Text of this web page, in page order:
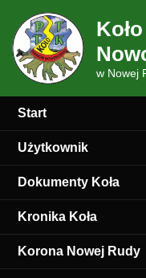
w Nowej
Start
Użytkownik
Dokumenty Koła
Kronika Koła
Korona Nowej Rudy